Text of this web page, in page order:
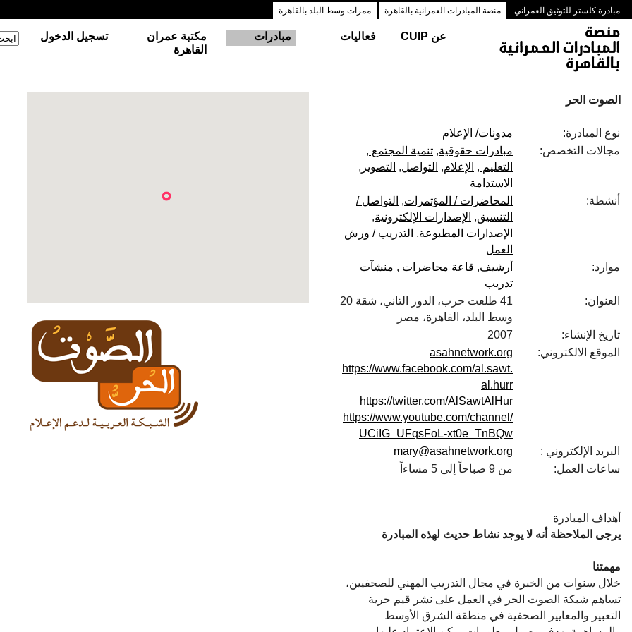
مبادرة كلستر للتوثيق العمراني منصة المبادرات العمرانية بالقاهرة ممرات وسط البلد بالقاهرة
عن CUIP فعاليات مبادرات
مكتبة عمران
القاهرة
تسجيل الدخول
الصوت الحر
نوع المبادرة:
مدونات/ الإعلام
مجالات التخصص:
مبادرات حقوقية تنمية المجتمع
التعليم
الإعلام التواصل
التصوير
الاستدامة
أنشطة:
المحاضرات / المؤتمرات
التواصل /
التنسيق
الإصدارات الإلكترونية
الإصدارات المطبوعة
التدريب / ورش
العمل
موارد:
أرشيف قاعة محاضرات
منشآت
تدريب
العنوان:
41 طلعت حرب، الدور التاني، شقة 20
وسط البلد، القاهرة، مصر
تاريخ الإنشاء:
2007
الموقع الالكتروني:
asahnetwork.org
https://www.facebook.com/al.sawt.
al.hurr
https://twitter.com/AlSawtAlHur
https://www.youtube.com/channel/
UCiIG_UFqsFoL-xt0e_TnBQw
البريد الإلكتروني :
mary@asahnetwork.org
ساعات العمل:
من 9 صباحاً إلى 5 مساءاً
أهداف المبادرة
يرجى الملاحظة أنه لا يوجد نشاط حديث لهذه المبادرة
مهمتنا
خلال سنوات من الخبرة في مجال التدريب المهني للصحفيين،
تساهم شبكة الصوت الحر في العمل على نشر قيم حرية
التعبير والمعايير الصحفية في منطقة الشرق الأوسط